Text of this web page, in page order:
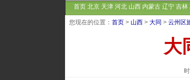
首页 北京 天津 河北 山西 内蒙古 辽宁 吉林
您现在的位置： 首页 > 山西 > 大同 > 云州区
大